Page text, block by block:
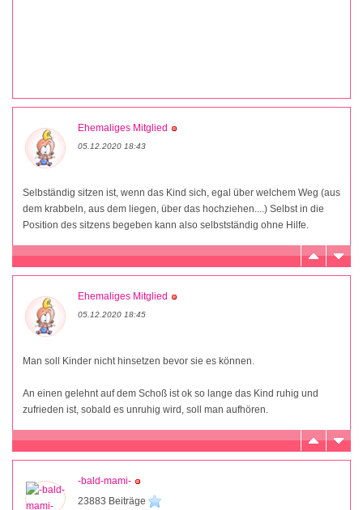
Ehemaliges Mitglied
05.12.2020 18:43
Selbständig sitzen ist, wenn das Kind sich, egal über welchem Weg (aus
dem krabbeln, aus dem liegen, über das hochziehen....) Selbst in die
Position des sitzens begeben kann also selbstständig ohne Hilfe.
Ehemaliges Mitglied
05.12.2020 18:45
Man soll Kinder nicht hinsetzen bevor sie es können.
An einen gelehnt auf dem Schoß ist ok so lange das Kind ruhig und
zufrieden ist, sobald es unruhig wird, soll man aufhören.
-bald-mami-
23883 Beiträge